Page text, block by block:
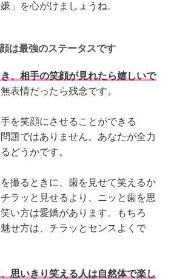
」を心がけましょうね。
は最強のステータスです
、相手の笑顔が見れたら嬉しいで
表情だったら残念です。
手を笑顔にさせることができる
題ではありません。あなたが全力
どうかです。
撮るときに、歯を見せて笑えるか
ラッと見せるより、ニッと歯を思
い方は愛嬌があります。もちろ
せ方は、チラッとセンスよくで
思いきり笑える人は自然体で楽し